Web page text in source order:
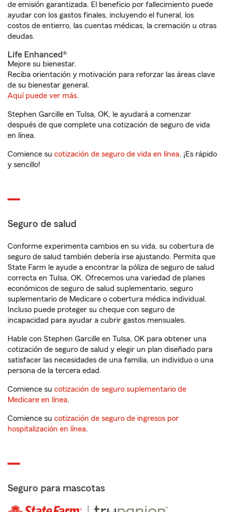
de emisión garantizada. El beneficio por fallecimiento puede
ayudar con los gastos finales, incluyendo el funeral, los
costos de entierro, las cuentas médicas, la cremación u otras
deudas.
Life Enhanced®
Mejore su bienestar.
Reciba orientación y motivación para reforzar las áreas clave
de su bienestar general.
Aquí puede ver más.
Stephen Garcille en Tulsa, OK, le ayudará a comenzar
después de que complete una cotización de seguro de vida
en línea.
Comience su cotización de seguro de vida en línea. ¡Es rápido
y sencillo!
Seguro de salud
Conforme experimenta cambios en su vida, su cobertura de
seguro de salud también debería irse ajustando. Permita que
State Farm le ayude a encontrar la póliza de seguro de salud
correcta en Tulsa, OK. Ofrecemos una variedad de planes
económicos de seguro de salud suplementario, seguro
suplementario de Medicare o cobertura médica individual.
Incluso puede proteger su cheque con seguro de
incapacidad para ayudar a cubrir gastos mensuales.
Hable con Stephen Garcille en Tulsa, OK para obtener una
cotización de seguro de salud y elegir un plan diseñado para
satisfacer las necesidades de una familia, un individuo o una
persona de la tercera edad.
Comience su cotización de seguro suplementario de
Medicare en línea.
Comience su cotización de seguro de ingresos por
hospitalización en línea.
Seguro para mascotas